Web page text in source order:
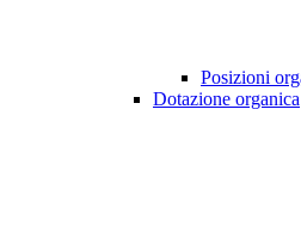
Posizioni
Dotazione organica